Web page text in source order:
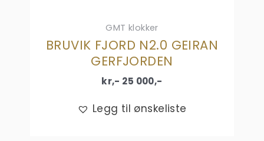
GMT klokker
BRUVIK FJORD N2.0 GEIRAN
GERFJORDEN
kr,- 25 000,-
Legg til ønskeliste